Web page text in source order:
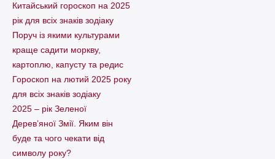
Китайський гороскоп на 2025
рік для всіх знаків зодіаку
Поруч із якими культурами
краще садити моркву,
картоплю, капусту та редис
Гороскоп на лютий 2025 року
для всіх знаків зодіаку
2025 – рік Зеленої
Дерев’яної Змії. Яким він
буде та чого чекати від
символу року?